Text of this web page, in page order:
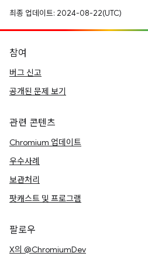
최종 업데이트: 2024-08-22(UTC)
참여
버그 신고
공개된 문제 보기
관련 콘텐츠
Chromium 업데이트
우수사례
보관처리
팟캐스트 및 프로그램
팔로우
X의 @ChromiumDev